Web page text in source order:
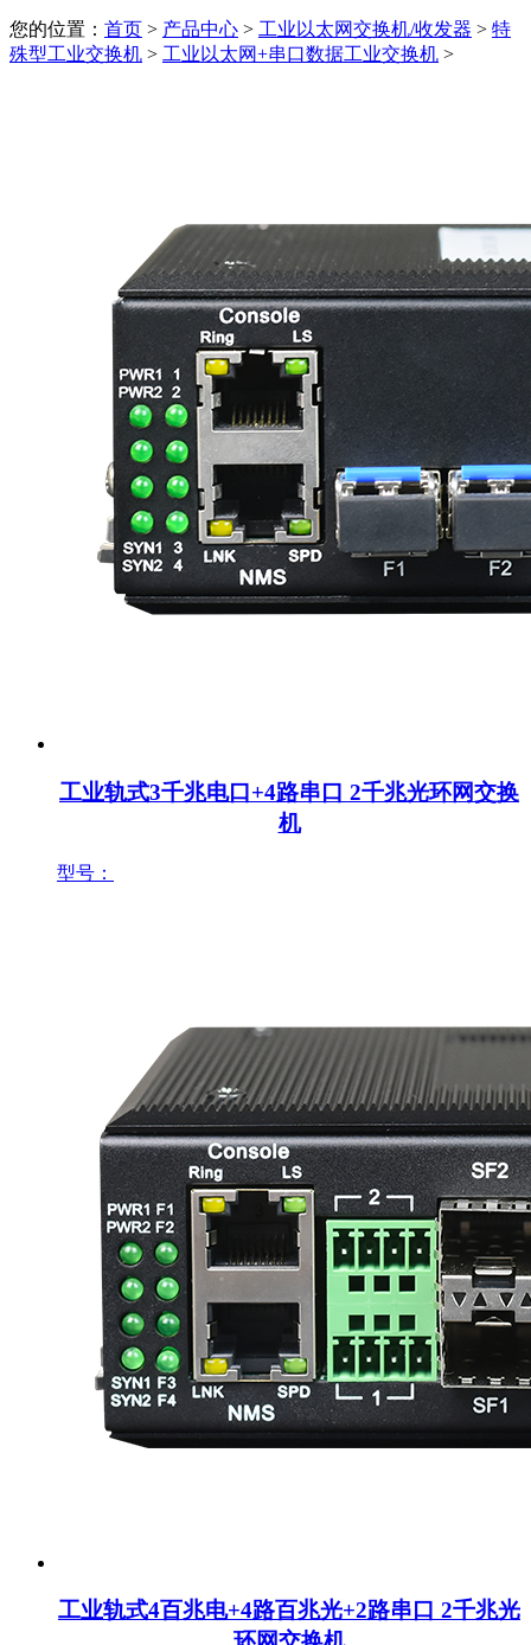
您的位置： 首页 > 产品中心 > 工业以太网交换机/收发器 > 特
殊型工业交换机 > 工业以太网+串口数据工业交换机 >
工业轨式3千兆电口+4路串口 2千兆光环网交换
机
型号：
工业轨式4百兆电+4路百兆光+2路串口 2千兆光